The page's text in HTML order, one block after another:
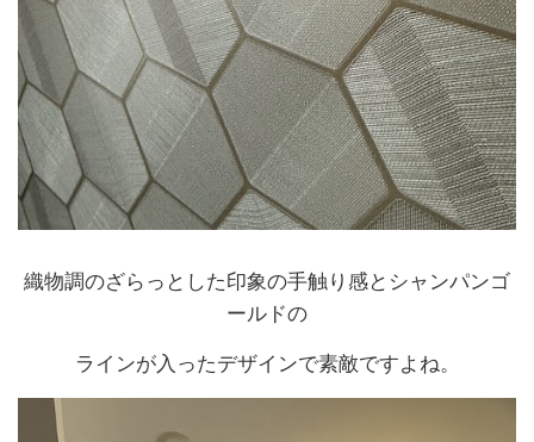
織物調のざらっとした印象の手触り感とシャンパンゴ
ールドの
ラインが入ったデザインで素敵ですよね。